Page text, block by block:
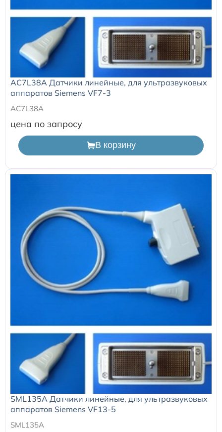
AC7L38A Датчики линейные, для ультразвуковых
аппаратов Siemens VF7-3
AC7L38A
цена по запросу
В корзину
SML135A Датчики линейные, для ультразвуковых
аппаратов Siemens VF13-5
SML135A